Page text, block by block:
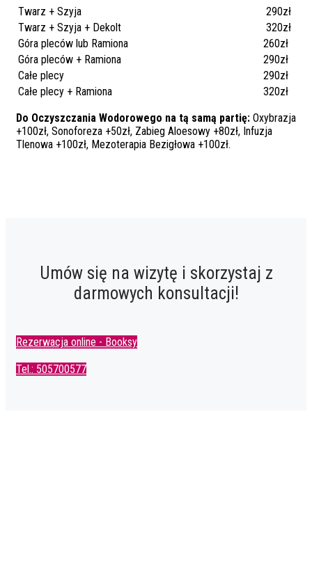
Twarz + Szyja
290zł
Twarz + Szyja + Dekolt
320zł
Góra pleców lub Ramiona
260zł
Góra pleców + Ramiona
290zł
Całe plecy
290zł
Całe plecy + Ramiona
320zł
Do Oczyszczania Wodorowego na tą samą partię: Oxybrazja
+100zł, Sonoforeza +50zł, Zabieg Aloesowy +80zł, Infuzja
Tlenowa +100zł, Mezoterapia Bezigłowa +100zł.
Umów się na wizytę i skorzystaj z
darmowych konsultacji!
Rezerwacja online - Booksy
Tel.: 505700577